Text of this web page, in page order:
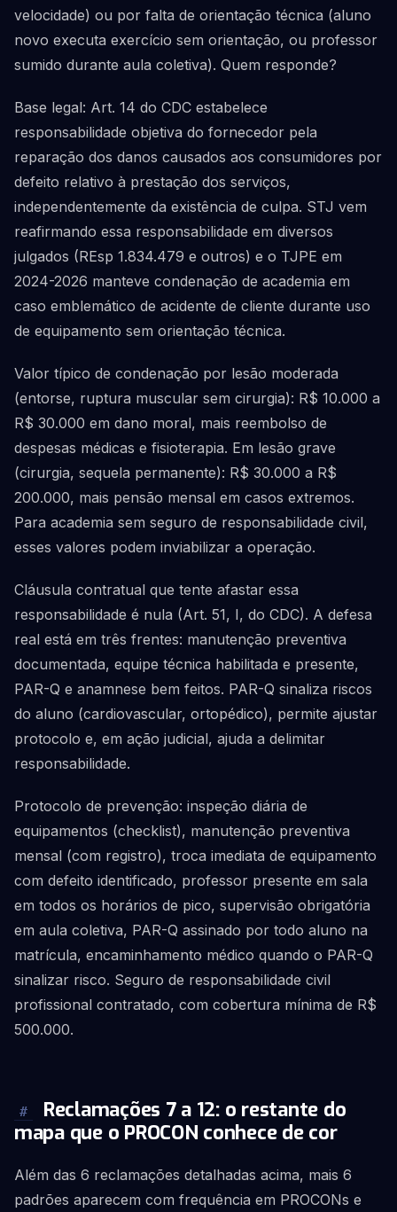
velocidade) ou por falta de orientação técnica (aluno
novo executa exercício sem orientação, ou professor
sumido durante aula coletiva). Quem responde?
Base legal: Art. 14 do CDC estabelece
responsabilidade objetiva do fornecedor pela
reparação dos danos causados aos consumidores por
defeito relativo à prestação dos serviços,
independentemente da existência de culpa. STJ vem
reafirmando essa responsabilidade em diversos
julgados (REsp 1.834.479 e outros) e o TJPE em
2024-2026 manteve condenação de academia em
caso emblemático de acidente de cliente durante uso
de equipamento sem orientação técnica.
Valor típico de condenação por lesão moderada
(entorse, ruptura muscular sem cirurgia): R$ 10.000 a
R$ 30.000 em dano moral, mais reembolso de
despesas médicas e fisioterapia. Em lesão grave
(cirurgia, sequela permanente): R$ 30.000 a R$
200.000, mais pensão mensal em casos extremos.
Para academia sem seguro de responsabilidade civil,
esses valores podem inviabilizar a operação.
Cláusula contratual que tente afastar essa
responsabilidade é nula (Art. 51, I, do CDC). A defesa
real está em três frentes: manutenção preventiva
documentada, equipe técnica habilitada e presente,
PAR-Q e anamnese bem feitos. PAR-Q sinaliza riscos
do aluno (cardiovascular, ortopédico), permite ajustar
protocolo e, em ação judicial, ajuda a delimitar
responsabilidade.
Protocolo de prevenção: inspeção diária de
equipamentos (checklist), manutenção preventiva
mensal (com registro), troca imediata de equipamento
com defeito identificado, professor presente em sala
em todos os horários de pico, supervisão obrigatória
em aula coletiva, PAR-Q assinado por todo aluno na
matrícula, encaminhamento médico quando o PAR-Q
sinalizar risco. Seguro de responsabilidade civil
profissional contratado, com cobertura mínima de R$
500.000.
#
Reclamações 7 a 12: o restante do
mapa que o PROCON conhece de cor
Além das 6 reclamações detalhadas acima, mais 6
padrões aparecem com frequência em PROCONs e